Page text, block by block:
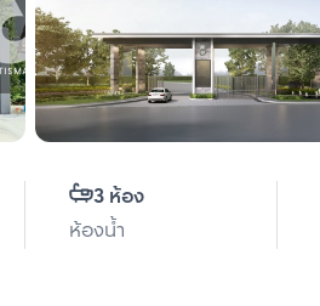
3 ห้อง
ห้องน้ำ